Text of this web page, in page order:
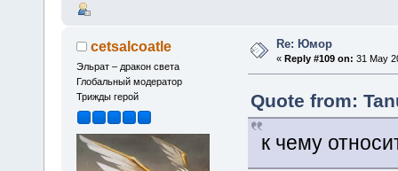
cetsalcoatle
Эльрат – дракон света
Глобальный модератор
Трижды герой
Re: Юмор
«Reply #109 on: 31 May
Quote from:
к чему